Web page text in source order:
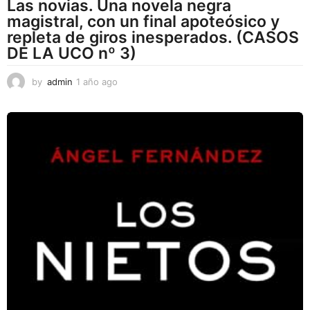
Las novias. Una novela negra
magistral, con un final apoteósico y
repleta de giros inesperados. (CASOS
DE LA UCO nº 3)
by admin 1 año ago
o